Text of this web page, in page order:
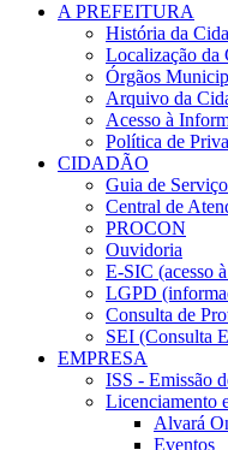
A PREFEITURA
História da
Localização da
Órgãos
Arquivo da
Acesso à
Política de
CIDADÃO
Guia de
Central de
PROCON
Ouvidoria
E-SIC (acesso
LGPD
Consulta de
SEI (Consulta
EMPRESA
ISS - Emissão
Licenciamento
Alvará
Eventos